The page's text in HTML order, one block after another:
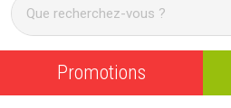
Promotions